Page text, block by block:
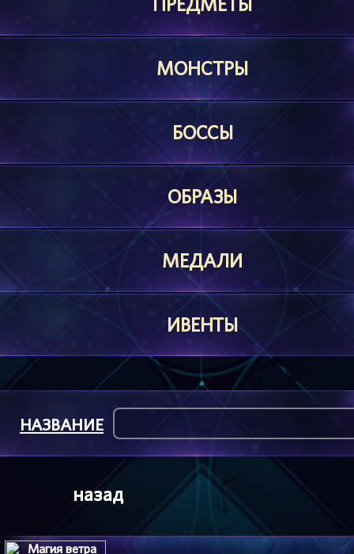
МОНСТРЫ
БОССЫ
ОБРАЗЫ
МЕДАЛИ
ИВЕНТЫ
назад
НАЗВАНИЕ